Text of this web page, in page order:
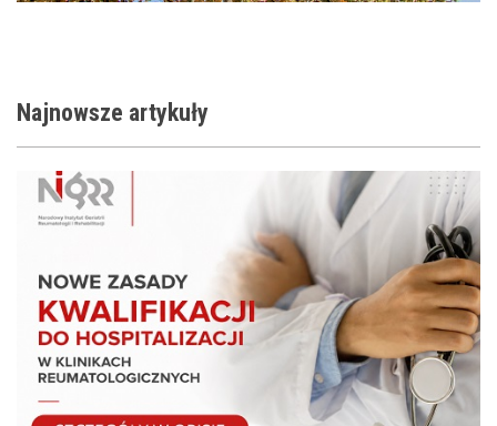
Najnowsze artykuły